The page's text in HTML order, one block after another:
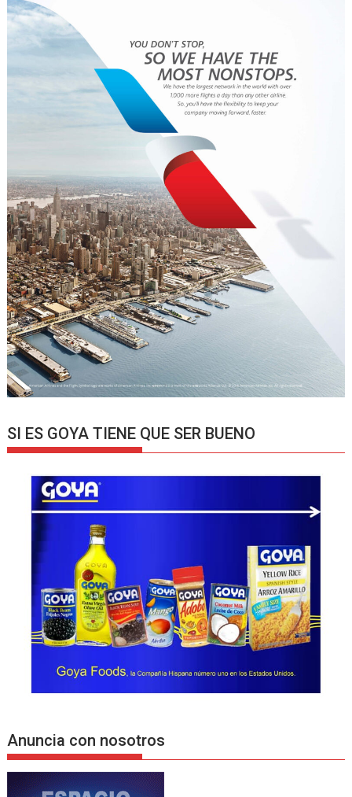
SI ES GOYA TIENE QUE SER BUENO
Anuncia con nosotros